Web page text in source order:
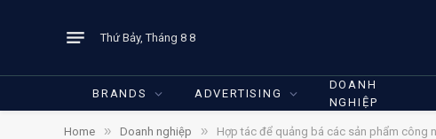
Thứ Bảy, Tháng 8 8
BRANDS ADVERTISING
DOANH
NGHIỆP
Home » Doanh nghiệp » Hợp tác để quảng bá các sản phẩm công